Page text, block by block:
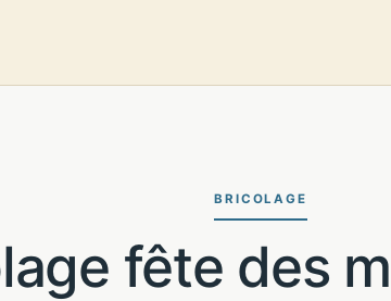
BRICOLAGE
fête des